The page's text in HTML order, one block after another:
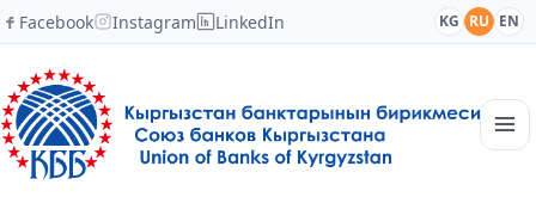
Facebook Instagram LinkedIn KG RU EN